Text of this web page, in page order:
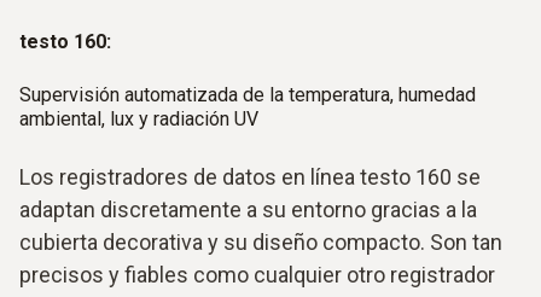
testo 160:
Supervisión automatizada de la temperatura, humedad
ambiental, lux y radiación UV
Los registradores de datos en línea testo 160 se
adaptan discretamente a su entorno gracias a la
cubierta decorativa y su diseño compacto. Son tan
precisos y fiables como cualquier otro registrador